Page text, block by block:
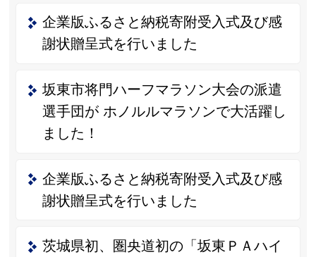
企業版ふるさと納税寄附受入式及び感
謝状贈呈式を行いました
坂東市将門ハーフマラソン大会の派遣
選手団が ホノルルマラソンで大活躍し
ました！
企業版ふるさと納税寄附受入式及び感
謝状贈呈式を行いました
茨城県初、圏央道初の「坂東ＰＡハイ